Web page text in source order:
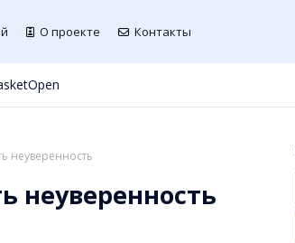
О проекте Контакты
неуверенность
неуверенность